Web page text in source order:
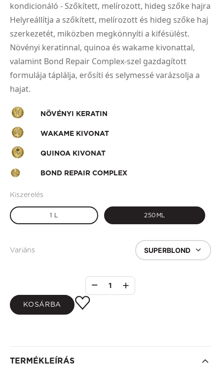
kondicionáló - Szőkített, melírozott, hideg szőke hajra
Helyreállítja a szőkített, melírozott és hideg szőke haj
szerkezetét, miközben megkönnyíti a kifésülést.
Növényi keratinnal, quinoa és wakame kivonattal,
valamint Bond Repair Complex-szel gazdagított
formulája táplálja, erősíti és selymessé varázsolja a
hajat.
NÖVÉNYI KERATIN
WAKAME KIVONAT
QUINOA KIVONAT
BOND REPAIR COMPLEX
Kiszerelés
1 L 250ML
Variáns SUPERBLOND
1
KOSÁRBA
TERMÉKLEÍRÁS